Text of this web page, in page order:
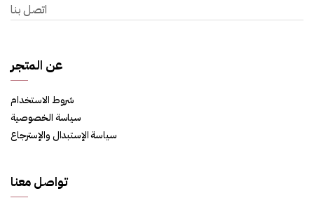
اتصل بنا
عن المتجر
شروط الاستخدام
سياسة الخصوصية
سياسة الإستبدال والإسترجاع
تواصل معنا